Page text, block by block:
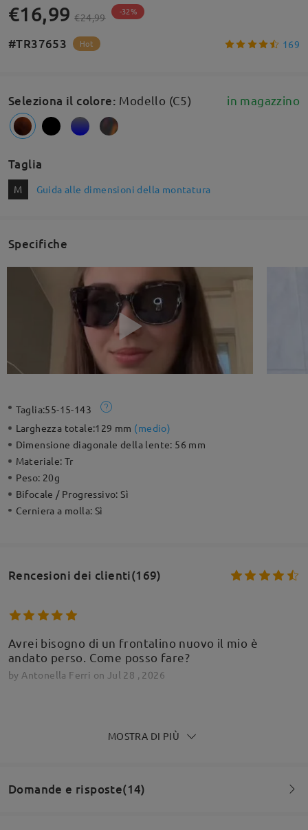
€16,99 €24,99 -32%
#TR37653 Hot 169
Seleziona il colore: Modello (C5) in magazzino
Taglia
M Guida alle dimensioni della montatura
Specifiche
Taglia:55-15-143
Larghezza totale:129 mm (medio)
Dimensione diagonale della lente: 56 mm
Materiale:Tr
Peso: 20g
Bifocale / Progressivo:Sì
Cerniera a molla: Sì
Rencesioni dei clienti(169)
Avrei bisogno di un frontalino nuovo il mio è
andato perso. Come posso fare?
by Antonella Ferri on Jul 28 , 2026
Ci dispiace, ma non abbiamo pezzi di ricambio extra
MOSTRA DI PIÙ
Domande e risposte(14)